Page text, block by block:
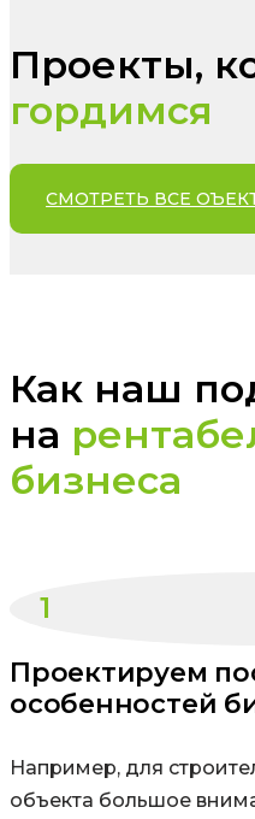
Проекты,
гордимся
СМОТРЕТЬ ВСЕ
Как наш
на
бизнеса
1
Проектируем
особенностей
Например, для
объекта большое